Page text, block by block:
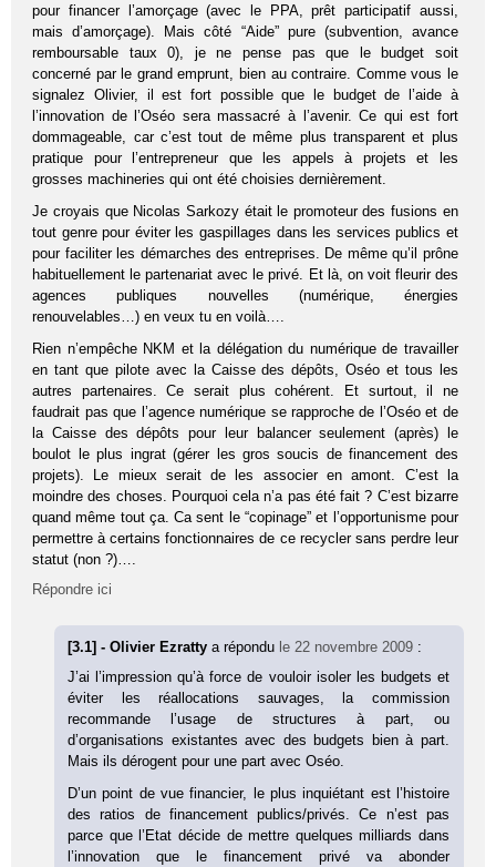
pour financer l’amorçage (avec le PPA, prêt participatif aussi,
mais d’amorçage). Mais côté “Aide” pure (subvention, avance
remboursable taux 0), je ne pense pas que le budget soit
concerné par le grand emprunt, bien au contraire. Comme vous le
signalez Olivier, il est fort possible que le budget de l’aide à
l’innovation de l’Oséo sera massacré à l’avenir. Ce qui est fort
dommageable, car c’est tout de même plus transparent et plus
pratique pour l’entrepreneur que les appels à projets et les
grosses machineries qui ont été choisies dernièrement.
Je croyais que Nicolas Sarkozy était le promoteur des fusions en
tout genre pour éviter les gaspillages dans les services publics et
pour faciliter les démarches des entreprises. De même qu’il prône
habituellement le partenariat avec le privé. Et là, on voit fleurir des
agences publiques nouvelles (numérique, énergies
renouvelables…) en veux tu en voilà….
Rien n’empêche NKM et la délégation du numérique de travailler
en tant que pilote avec la Caisse des dépôts, Oséo et tous les
autres partenaires. Ce serait plus cohérent. Et surtout, il ne
faudrait pas que l’agence numérique se rapproche de l’Oséo et de
la Caisse des dépôts pour leur balancer seulement (après) le
boulot le plus ingrat (gérer les gros soucis de financement des
projets). Le mieux serait de les associer en amont. C’est la
moindre des choses. Pourquoi cela n’a pas été fait ? C’est bizarre
quand même tout ça. Ca sent le “copinage” et l’opportunisme pour
permettre à certains fonctionnaires de ce recycler sans perdre leur
statut (non ?)….
Répondre ici
[3.1] - Olivier Ezrattya répondu le 22 novembre 2009 :
J’ai l’impression qu’à force de vouloir isoler les budgets et
éviter les réallocations sauvages, la commission
recommande l’usage de structures à part, ou
d’organisations existantes avec des budgets bien à part.
Mais ils dérogent pour une part avec Oséo.
D’un point de vue financier, le plus inquiétant est l’histoire
des ratios de financement publics/privés. Ce n’est pas
parce que l’Etat décide de mettre quelques milliards dans
l’innovation que le financement privé va abonder